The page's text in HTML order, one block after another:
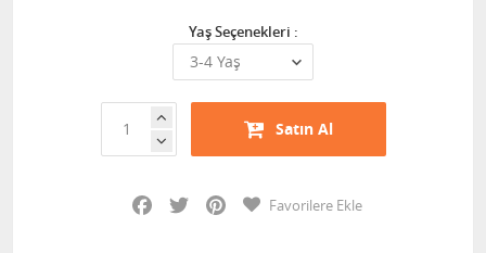
Yaş Seçenekleri :
Satın Al
Facebook
Twitter PinterestFavorilere Ekle